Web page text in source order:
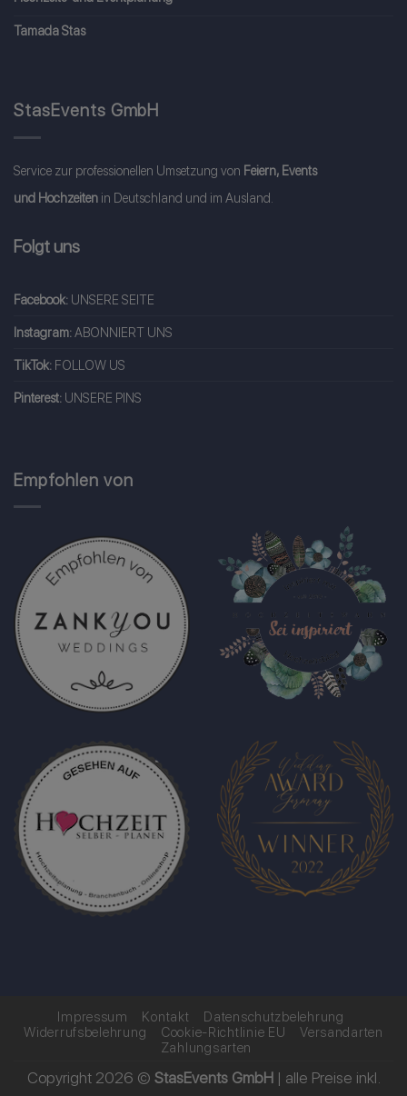
Tamada Stas
StasEvents GmbH
Service zur professionellen Umsetzung von Feiern, Events
und Hochzeiten in Deutschland und im Ausland.
Folgt uns
Facebook: UNSERE SEITE
Instagram:ABONNIERT UNS
TikTok: FOLLOW US
Pinterest: UNSERE PINS
Empfohlen von
Impressum Kontakt
Datenschutzbelehrung
Widerrufsbelehrung
Cookie-Richtlinie EU
Versandarten
Zahlungsarten
Copyright 2026 © StasEvents GmbH | alle Preise inkl.